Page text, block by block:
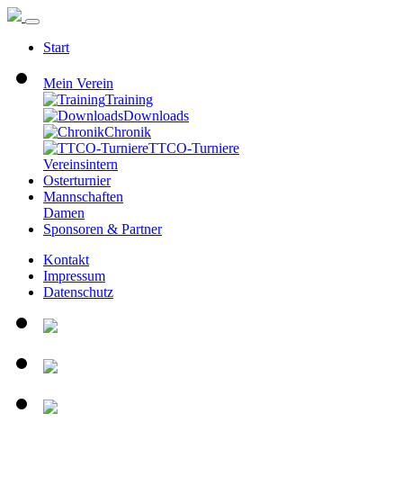
Start
Mein Verein
Training
Downloads
Chronik
TTCO-Turniere
Vereinsintern
Osterturnier
Mannschaften
Damen
Sponsoren & Partner
Kontakt
Impressum
Datenschutz